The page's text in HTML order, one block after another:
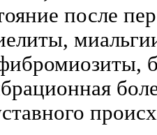
после